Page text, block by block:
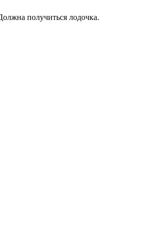
получиться лодочка.